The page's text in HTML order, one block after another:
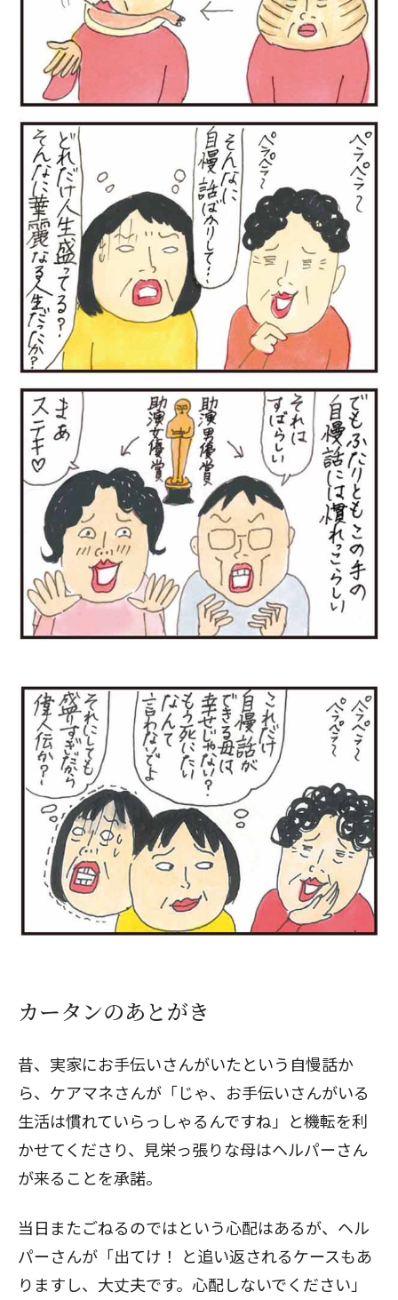
カータンのあとがき
昔、実家にお手伝いさんがいたという自慢話か
ら、ケアマネさんが「じゃ、お手伝いさんがいる
生活は慣れていらっしゃるんですね」と機転を利
かせてくださり、見栄っ張りな母はヘルパーさん
が来ることを承諾。
当日またごねるのではという心配はあるが、ヘル
パーさんが「出てけ！ と追い返されるケースもあ
りますし、大丈夫です。心配しないでください」